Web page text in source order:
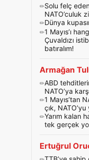
Solu felç
NATO’culuk
Dünya
1 Mayıs’ı
Çuvaldızı
batıralım!
Armağan
ABD
NATO’ya
1 Mayıs’tan
çık, NATO’yu
Yarım kalan
tek gerçek
Ertuğrul